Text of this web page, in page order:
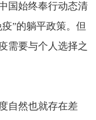
国始终奉行动态清
疫”的躺平政策。但
需要与个人选择之
自然也就存在差